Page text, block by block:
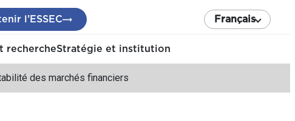
l’ESSEC Français
rechercheStratégie et institution
des marchés financiers